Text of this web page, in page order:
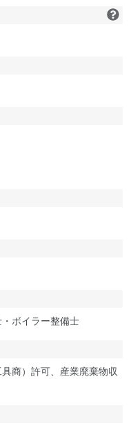
ボイラー整備士
商）許可、産業廃棄物収